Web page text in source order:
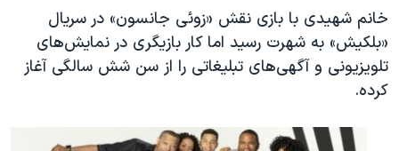
خانم شهیدی با بازی نقش «زوئی جانسون» در سریال
«بلکیش» به شهرت رسید اما کار بازیگری در نمایش‌های
تلویزیونی و آگهی‌های تبلیغاتی را از سن شش سالگی آغاز
کرده.